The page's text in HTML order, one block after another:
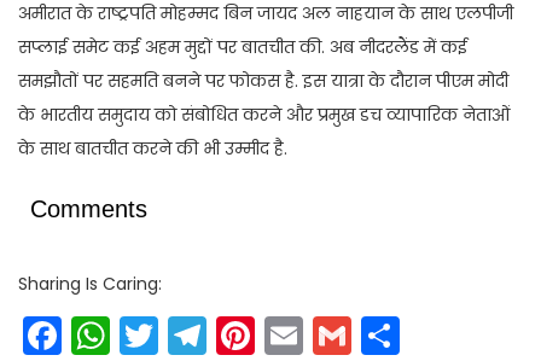
अमीरात के राष्ट्रपति मोहम्मद बिन जायद अल नाहयान के साथ एलपीजी
सप्‍लाई समेट कई अहम मुद्दों पर बातचीत की. अब नीदरलैंड में कई
समझौतों पर सहमति बनने पर फोकस है. इस यात्रा के दौरान पीएम मोदी
के भारतीय समुदाय को संबोधित करने और प्रमुख डच व्यापारिक नेताओं
के साथ बातचीत करने की भी उम्मीद है.
Comments
Sharing Is Caring:
Facebook
WhatsApp
Twitter
Telegram
Pinterest
EmailGmail